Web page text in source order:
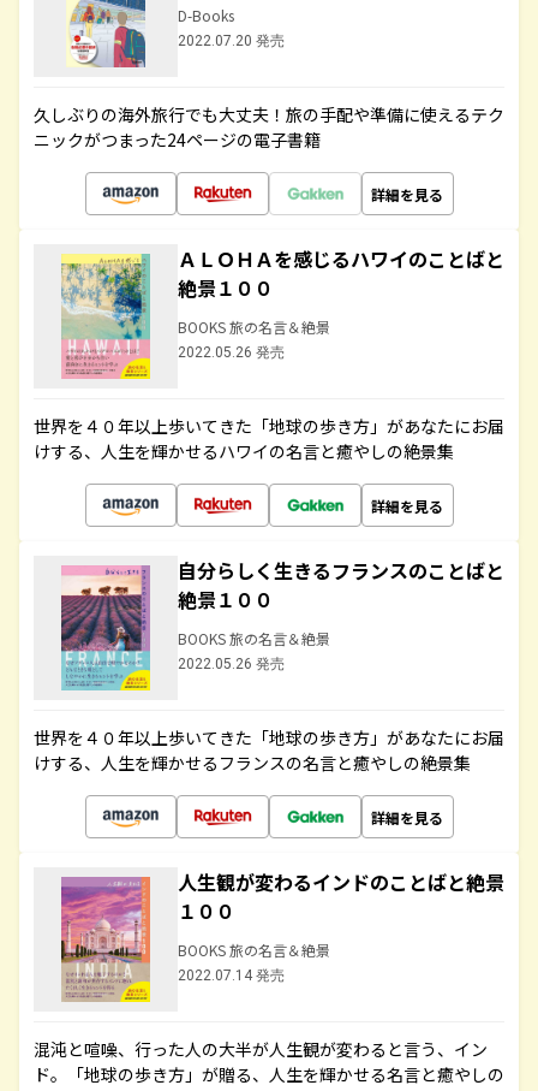
D-Books
2022.07.20 発売
久しぶりの海外旅行でも大丈夫！旅の手配や準備に使えるテク
ニックがつまった24ページの電子書籍
詳細を見る
ＡＬＯＨＡを感じるハワイのことばと
絶景１００
BOOKS 旅の名言＆絶景
2022.05.26 発売
世界を４０年以上歩いてきた「地球の歩き方」があなたにお届
けする、人生を輝かせるハワイの名言と癒やしの絶景集
詳細を見る
自分らしく生きるフランスのことばと
絶景１００
BOOKS 旅の名言＆絶景
2022.05.26 発売
世界を４０年以上歩いてきた「地球の歩き方」があなたにお届
けする、人生を輝かせるフランスの名言と癒やしの絶景集
詳細を見る
人生観が変わるインドのことばと絶景
１００
BOOKS 旅の名言＆絶景
2022.07.14 発売
混沌と喧噪、行った人の大半が人生観が変わると言う、イン
ド。「地球の歩き方」が贈る、人生を輝かせる名言と癒やしの